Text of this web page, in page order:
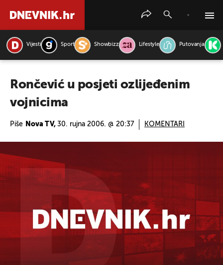
Vijesti Sport Showbizz Lifestyle Putovanja
Rončević u posjeti ozlijeđenim
vojnicima
Piše Nova TV, 30. rujna 2006. @ 20:37 KOMENTARI
PRETRAŽITE VIJESTI